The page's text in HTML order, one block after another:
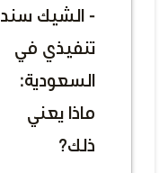
- الشيك سند
تنفيذي في
السعودية:
ماذا يعني
ذلك؟